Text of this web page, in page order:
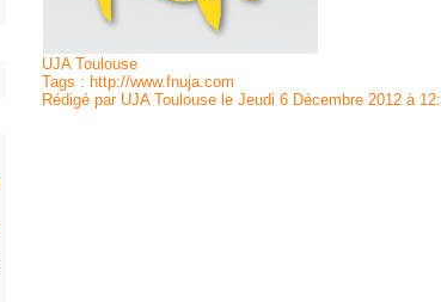
UJA Toulouse
Tags : http://www.fnuja.com
Rédigé par UJA Toulouse le Jeudi 6 Décembre 2012 à